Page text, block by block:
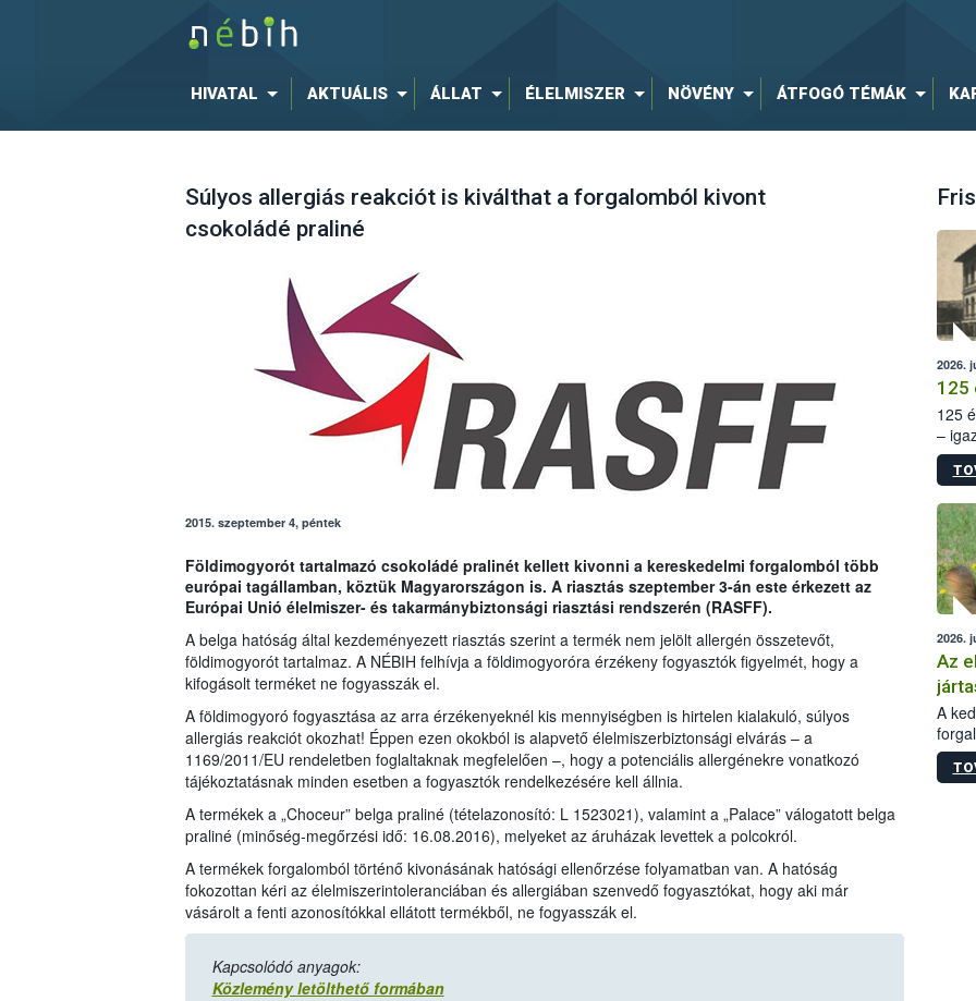
HIVATAL AKTUÁLIS ÁLLAT ÉLELMISZER NÖVÉNY ÁTFOGÓ TÉMÁK
Súlyos allergiás reakciót is kiválthat a forgalomból kivont
csokoládé praliné
2015. szeptember 4, péntek
Földimogyorót tartalmazó csokoládé pralinét kellett kivonni a kereskedelmi forgalomból több
európai tagállamban, köztük Magyarországon is. A riasztás szeptember 3-án este érkezett az
Európai Unió élelmiszer- és takarmánybiztonsági riasztási rendszerén (RASFF).
A belga hatóság által kezdeményezett riasztás szerint a termék nem jelölt allergén összetevőt,
földimogyorót tartalmaz. A NÉBIH felhívja a földimogyoróra érzékeny fogyasztók figyelmét, hogy a
kifogásolt terméket ne fogyasszák el.
A földimogyoró fogyasztása az arra érzékenyeknél kis mennyiségben is hirtelen kialakuló, súlyos
allergiás reakciót okozhat! Éppen ezen okokból is alapvető élelmiszerbiztonsági elvárás – a
1169/2011/EU rendeletben foglaltaknak megfelelően –, hogy a potenciális allergénekre vonatkozó
tájékoztatásnak minden esetben a fogyasztók rendelkezésére kell állnia.
A termékek a „Choceur” belga praliné (tételazonosító: L 1523021), valamint a „Palace” válogatott belga
praliné (minőség-megőrzési idő: 16.08.2016), melyeket az áruházak levettek a polcokról.
A termékek forgalomból történő kivonásának hatósági ellenőrzése folyamatban van. A hatóság
fokozottan kéri az élelmiszerintoleranciában és allergiában szenvedő fogyasztókat, hogy aki már
vásárolt a fenti azonosítókkal ellátott termékből, ne fogyasszák el.
Kapcsolódó anyagok:
Közlemény letölthető formában
2026.
125
125
–
15.
2026.
Az
A